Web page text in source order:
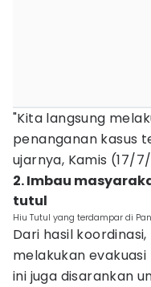
"Kita langsung
penanganan kasus
ujarnya, Kamis (17/
2. Imbau
tutul
Hiu Tutul yang terdampar di
Dari hasil
melakukan
ini juga disarankan